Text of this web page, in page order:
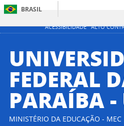
ACESSIBILIDADE ALTO
BRASIL
FEDERAL
PARAÍBA -
MINISTÉRIO DA EDUCAÇÃO - MEC